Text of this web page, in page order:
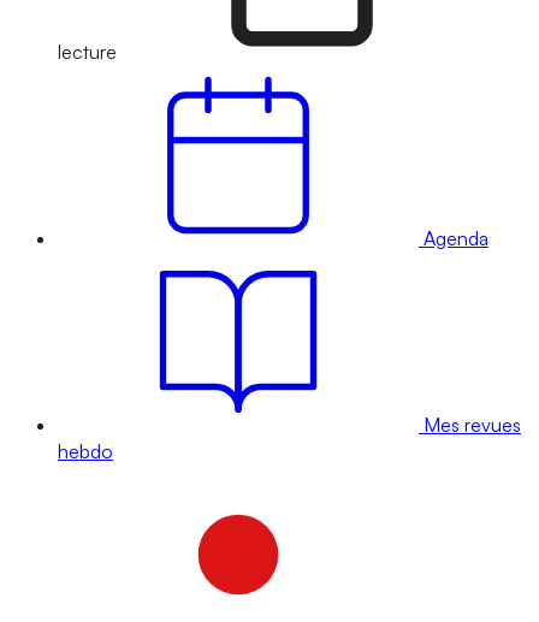
lecture
Agenda
Mes revues
hebdo